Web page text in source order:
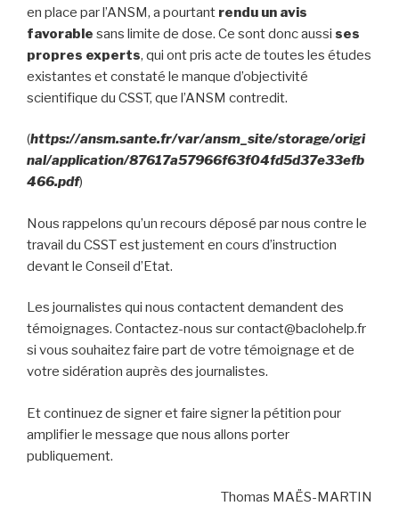
en place par l’ANSM, a pourtant rendu un avis
favorable sans limite de dose. Ce sont donc aussi ses
propres experts, qui ont pris acte de toutes les études
existantes et constaté le manque d’objectivité
scientifique du CSST, que l’ANSM contredit.
(https://ansm.sante.fr/var/ansm_site/storage/origi
nal/application/87617a57966f63f04fd5d37e33efb
466.pdf)
Nous rappelons qu’un recours déposé par nous contre le
travail du CSST est justement en cours d’instruction
devant le Conseil d’Etat.
Les journalistes qui nous contactent demandent des
témoignages. Contactez-nous sur contact@baclohelp.fr
si vous souhaitez faire part de votre témoignage et de
votre sidération auprès des journalistes.
Et continuez de signer et faire signer la pétition pour
amplifier le message que nous allons porter
publiquement.
Thomas MAËS-MARTIN